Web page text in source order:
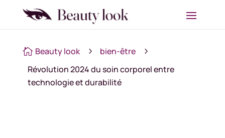
 Beauty look 5 bien-être 5
Révolution 2024 du soin corporel entre
technologie et durabilité